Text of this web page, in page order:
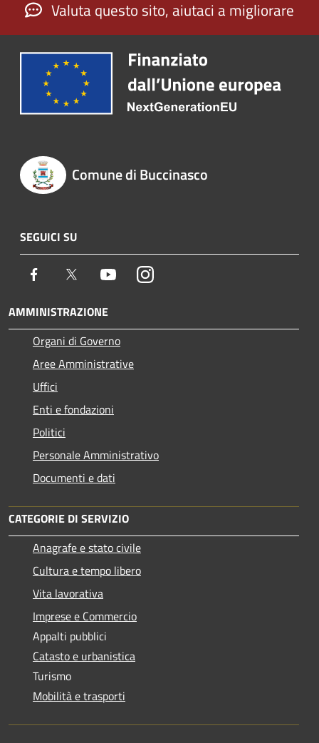
Valuta questo sito, aiutaci a migliorare
Comune di Buccinasco
SEGUICI SU
Facebook Twitter YoutubeInstagram
AMMINISTRAZIONE
Organi di Governo
Aree Amministrative
Uffici
Enti e fondazioni
Politici
Personale Amministrativo
Documenti e dati
CATEGORIE DI SERVIZIO
Anagrafe e stato civile
Cultura e tempo libero
Vita lavorativa
Imprese e Commercio
Appalti pubblici
Catasto e urbanistica
Turismo
Mobilità e trasporti